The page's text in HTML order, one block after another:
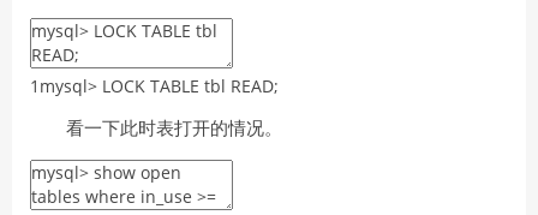
1 mysql> LOCK TABLE tbl READ;
看一下此时表打开的情况。